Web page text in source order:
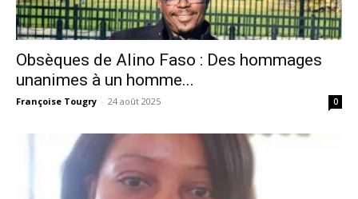
Obsèques de Alino Faso : Des hommages
unanimes à un homme...
Françoise Tougry - 24 août 2025 0